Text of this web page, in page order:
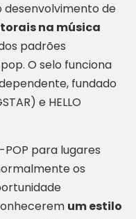
desenvolvimento de
na música
padrões
O selo funciona
fundado
e HELLO
para lugares
os
um estilo